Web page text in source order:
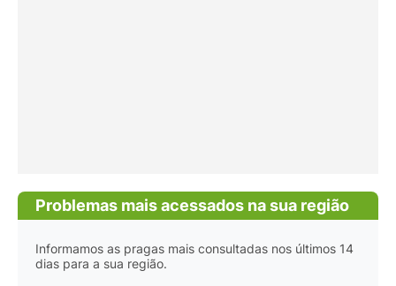
Problemas mais acessados na sua região
Informamos as pragas mais consultadas nos últimos 14
dias para a sua região.